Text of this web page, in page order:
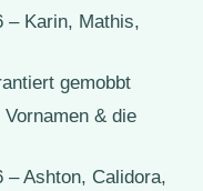
– Karin, Mathis,
gemobbt
& die
– Ashton, Calidora,